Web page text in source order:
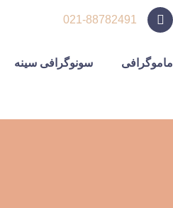
021-88782491
ماموگرافی سونوگرافی سینه